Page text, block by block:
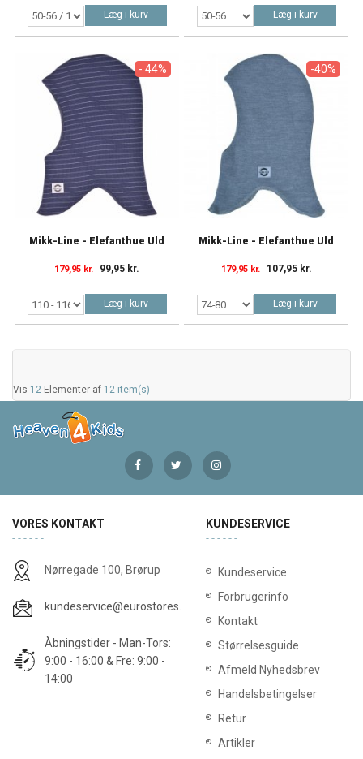
Læg i kurv Læg i kurv
- 44%
Mikk-Line - Elefanthue Uld
179,95 kr. 99,95 kr.
Læg i kurv
-40%
Mikk-Line - Elefanthue Uld
179,95 kr. 107,95 kr.
Læg i kurv
Vis 12 Elementer af 12 item(s)
VORES KONTAKT
Nørregade 100, Brørup
kundeservice@eurostores.dk
Åbningstider - Man-Tors:
9:00 - 16:00 & Fre: 9:00 -
14:00
KUNDESERVICE
Kundeservice
Forbrugerinfo
Kontakt
Størrelsesguide
Afmeld Nyhedsbrev
Handelsbetingelser
Retur
Artikler